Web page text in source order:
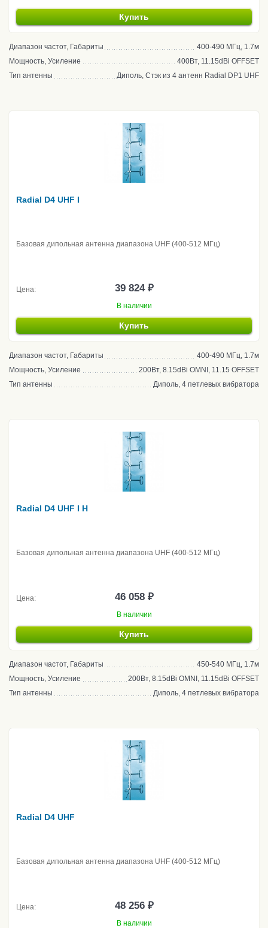
Купить
Диапазон частот, Габариты
400-490 МГц, 1.7м
Мощность, Усиление
400Вт, 11.15dBi OFFSET
Тип антенны
Диполь, Стэк из 4 антенн Radial DP1 UHF
Radial D4 UHF I
Базовая дипольная антенна диапазона UHF (400-512 МГц)
Цена: 39 824 ₽
В наличии
Купить
Диапазон частот, Габариты
400-490 МГц, 1.7м
Мощность, Усиление
200Вт, 8.15dBi OMNI, 11.15 OFFSET
Тип антенны
Диполь, 4 петлевых вибратора
Radial D4 UHF I H
Базовая дипольная антенна диапазона UHF (400-512 МГц)
Цена: 46 058 ₽
В наличии
Купить
Диапазон частот, Габариты
450-540 МГц, 1.7м
Мощность, Усиление
200Вт, 8.15dBi OMNI, 11.15dBi OFFSET
Тип антенны
Диполь, 4 петлевых вибратора
Radial D4 UHF
Базовая дипольная антенна диапазона UHF (400-512 МГц)
Цена: 48 256 ₽
В наличии